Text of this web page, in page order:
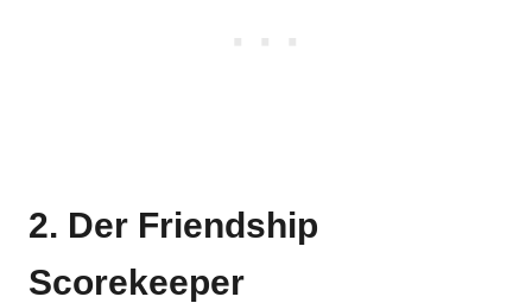
2. Der Friendship
Scorekeeper